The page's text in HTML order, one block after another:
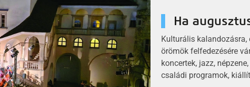
2026.08.05.
Avasi útfelújítás madártávlatból
Ha
Kulturális
örömök felfedezésére
koncertek, jazz,
családi programok,